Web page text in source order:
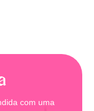
com uma